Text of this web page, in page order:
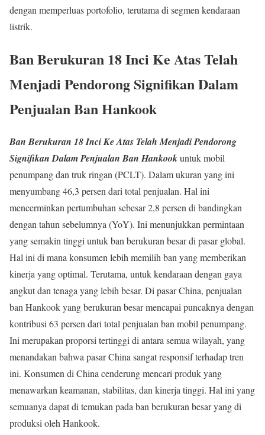
dengan memperluas portofolio, terutama di segmen kendaraan
listrik.
Ban Berukuran 18 Inci Ke Atas Telah
Menjadi Pendorong Signifikan Dalam
Penjualan Ban Hankook
Ban Berukuran 18 Inci Ke Atas Telah Menjadi Pendorong
Signifikan Dalam Penjualan Ban Hankookuntuk mobil
penumpang dan truk ringan (PCLT). Dalam ukuran yang ini
menyumbang 46,3 persen dari total penjualan. Hal ini
mencerminkan pertumbuhan sebesar 2,8 persen di bandingkan
dengan tahun sebelumnya (YoY). Ini menunjukkan permintaan
yang semakin tinggi untuk ban berukuran besar di pasar global.
Hal ini di mana konsumen lebih memilih ban yang memberikan
kinerja yang optimal. Terutama, untuk kendaraan dengan gaya
angkut dan tenaga yang lebih besar. Di pasar China, penjualan
ban Hankook yang berukuran besar mencapai puncaknya dengan
kontribusi 63 persen dari total penjualan ban mobil penumpang.
Ini merupakan proporsi tertinggi di antara semua wilayah, yang
menandakan bahwa pasar China sangat responsif terhadap tren
ini. Konsumen di China cenderung mencari produk yang
menawarkan keamanan, stabilitas, dan kinerja tinggi. Hal ini yang
semuanya dapat di temukan pada ban berukuran besar yang di
produksi oleh Hankook.